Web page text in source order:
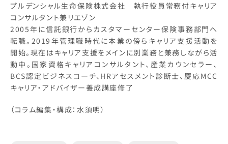
プルデンシャル生命保険株式会社 執行役員常務付キャリア
コンサルタント兼リエゾン
2005年に信託銀行からカスタマーセンター保険事務部門へ
転職。2019年管理職時代に本業の傍らキャリア支援活動を
開始。現在はキャリア支援をメインに別業務と兼務しながら活
動中。国家資格キャリアコンサルタント、産業カウンセラー、
BCS認定ビジネスコーチ、HRアセスメント診断士、慶応MCC
キャリア・アドバイザー養成講座修了
（コラム編集・構成：水須明）